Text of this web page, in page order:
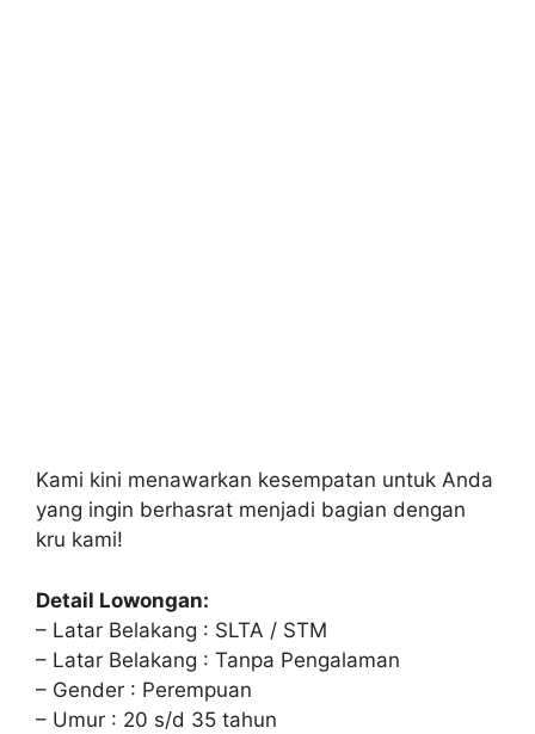
Kami kini menawarkan kesempatan untuk Anda
yang ingin berhasrat menjadi bagian dengan
kru kami!
Detail Lowongan:
– Latar Belakang : SLTA / STM
– Latar Belakang : Tanpa Pengalaman
– Gender : Perempuan
– Umur : 20 s/d 35 tahun